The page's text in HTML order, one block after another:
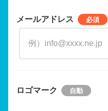
メールアドレス
ロゴマーク